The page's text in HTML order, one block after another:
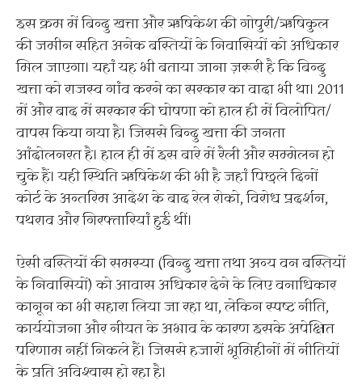
इस क्रम में बिन्दु खत्ता और ऋषिकेश की गोपुरी/ऋषिकुल
की जमीन सहित अनेक बस्तियों के निवासियों को अधिकार
मिल जाएगा। यहां यह भी बताया जाना ज़रूरी है कि बिन्दु
खत्ता को राजस्व गांव करने का सरकार का वादा भी था। 2011
में और बाद में सरकार की घोषणा को हाल ही में विलोपित/
वापस किया गया है। जिससे बिन्दु खत्ता की जनता
आंदोलनरत है। हाल ही में इस बारे में रैली और सम्मेलन हो
चुके हैं। यही स्थिति ऋषिकेश की भी है जहां पिछले दिनों
कोर्ट के अन्तरिम आदेश के बाद रेल रोको, विरोध प्रदर्शन,
पथराव और गिरफ्तारियां हुई थीं।
ऐसी बस्तियों की समस्या (बिन्दु खत्ता तथा अन्य वन बस्तियों
के निवासियों) को आवास अधिकार देने के लिए वनाधिकार
कानून का भी सहारा लिया जा रहा था, लेकिन स्पष्ट नीति,
कार्ययोजना और नीयत के अभाव के कारण इसके अपेक्षित
परिणाम नहीं निकले हैं। जिससे हजारों भूमिहीनों में नीतियों
के प्रति अविश्वास हो रहा है।